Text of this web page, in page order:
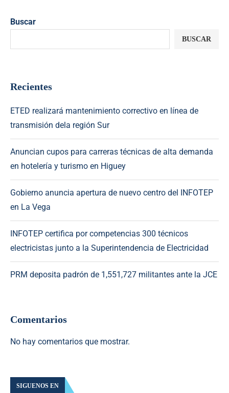
Buscar
BUSCAR
Recientes
ETED realizará mantenimiento correctivo en línea de
transmisión dela región Sur
Anuncian cupos para carreras técnicas de alta demanda
en hotelería y turismo en Higuey
Gobierno anuncia apertura de nuevo centro del INFOTEP
en La Vega
INFOTEP certifica por competencias 300 técnicos
electricistas junto a la Superintendencia de Electricidad
PRM deposita padrón de 1,551,727 militantes ante la JCE
Comentarios
No hay comentarios que mostrar.
SIGUENOS EN